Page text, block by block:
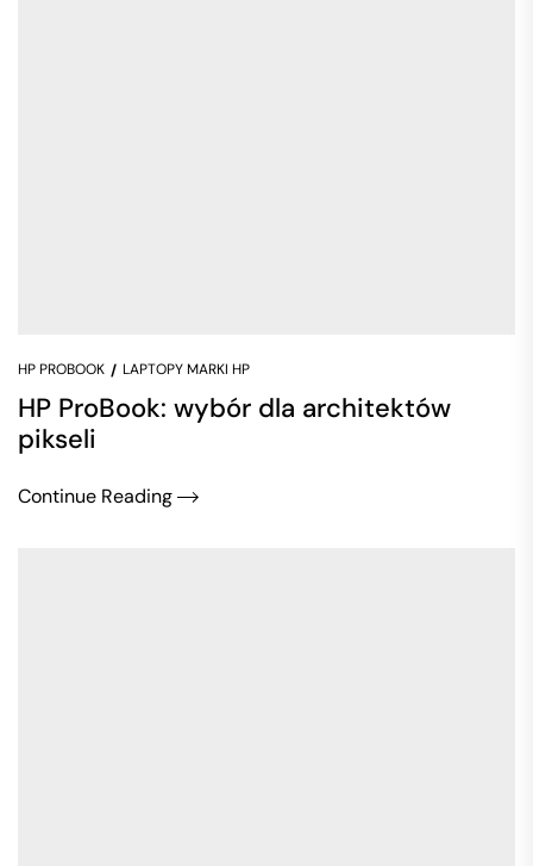
HP PROBOOK LAPTOPY MARKI HP
HP ProBook: wybór dla architektów
pikseli
Continue Reading